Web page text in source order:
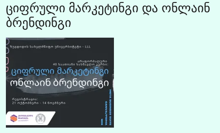
ციფრული მარკეტინგი და ონლაინ
ბრენდინგი